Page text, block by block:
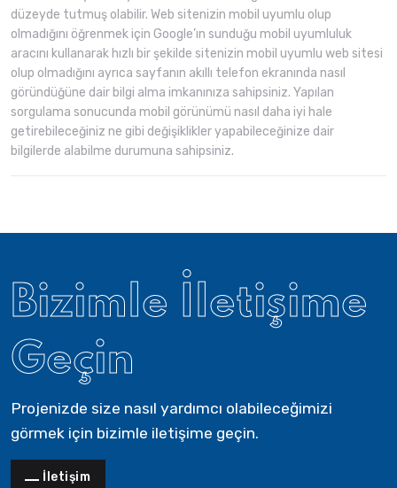
düzeyde tutmuş olabilir. Web sitenizin mobil uyumlu olup
olmadığını öğrenmek için Google’ın sunduğu mobil uyumluluk
aracını kullanarak hızlı bir şekilde sitenizin mobil uyumlu web sitesi
olup olmadığını ayrıca sayfanın akıllı telefon ekranında nasıl
göründüğüne dair bilgi alma imkanınıza sahipsiniz. Yapılan
sorgulama sonucunda mobil görünümü nasıl daha iyi hale
getirebileceğiniz ne gibi değişiklikler yapabileceğinize dair
bilgilerde alabilme durumuna sahipsiniz.
Bizimle İletişime
Geçin
Projenizde size nasıl yardımcı olabileceğimizi
görmek için bizimle iletişime geçin.
İletişim